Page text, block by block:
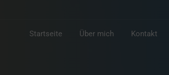
Startseite Über mich Kontakt